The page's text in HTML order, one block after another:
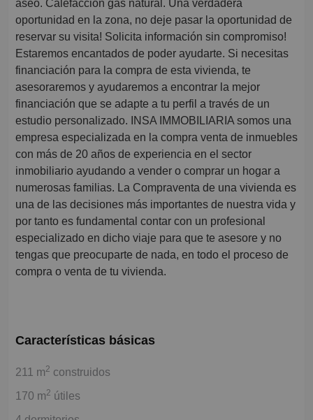
aseo. Calefacción gas natural. Una verdadera
oportunidad en la zona, no deje pasar la oportunidad de
reservar su visita! Solicita información sin compromiso!
Estaremos encantados de poder ayudarte. Si necesitas
financiación para la compra de esta vivienda, te
asesoraremos y ayudaremos a encontrar la mejor
financiación que se adapte a tu perfil a través de un
estudio personalizado. INSA IMMOBILIARIA somos una
empresa especializada en la compra venta de inmuebles
con más de 20 años de experiencia en el sector
inmobiliario ayudando a vender o comprar un hogar a
numerosas familias. La Compraventa de una vivienda es
una de las decisiones más importantes de nuestra vida y
por tanto es fundamental contar con un profesional
especializado en dicho viaje para que te asesore y no
tengas que preocuparte de nada, en todo el proceso de
compra o venta de tu vivienda.
Características básicas
211 m2 construidos
170 m2 útiles